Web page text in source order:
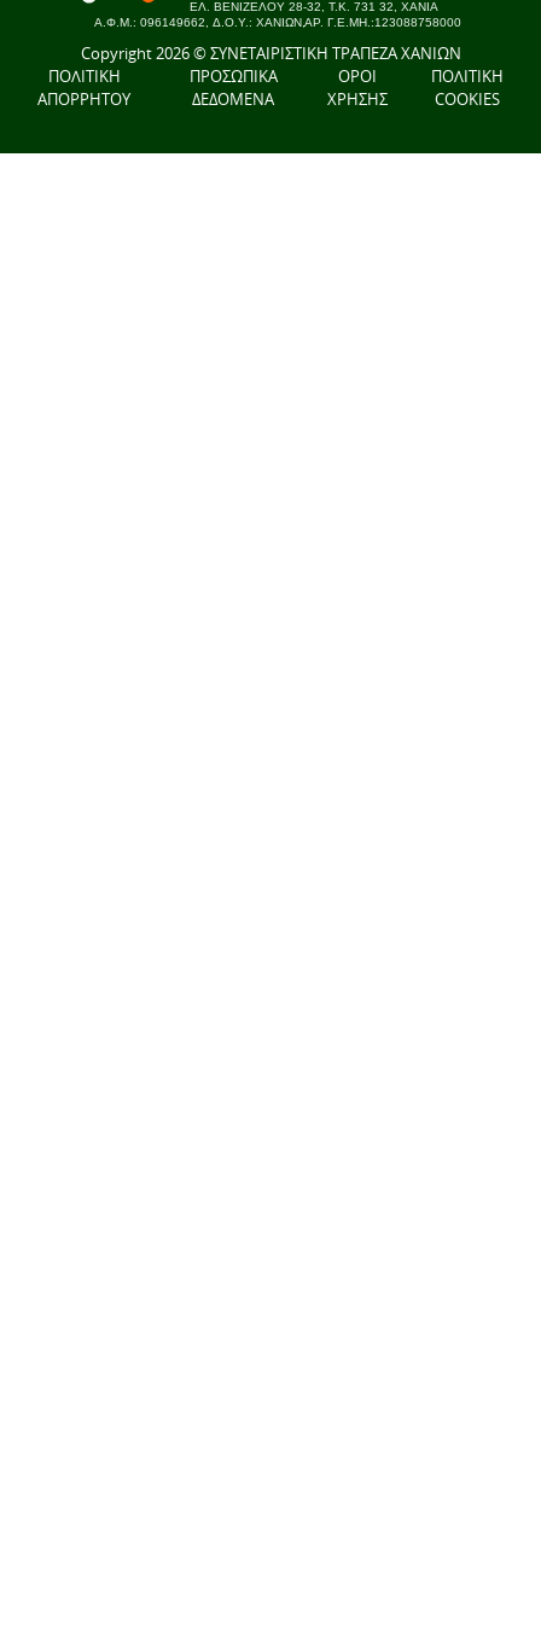
Copyright 2026 © ΣΥΝΕΤΑΙΡΙΣΤΙΚΗ ΤΡΑΠΕΖΑ ΧΑΝΙΩΝ
ΠΟΛΙΤΙΚΗ
ΑΠΟΡΡΗΤΟΥ
ΠΡΟΣΩΠΙΚΑ
ΔΕΔΟΜΕΝΑ
ΟΡΟΙ
ΧΡΗΣΗΣ
ΠΟΛΙΤΙΚΗ
COOKIES